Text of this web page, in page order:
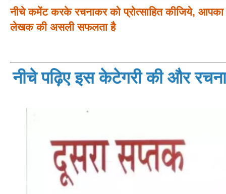
नीचे कमेंट करके रचनाकर को प्रोत्साहित कीजिये, आपका
लेखक की असली सफलता है
नीचे पढ़िए इस केटेगरी की और